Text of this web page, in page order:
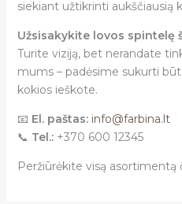
siekiant užtikrinti aukščiausią
Užsisakykite lovos spintelę
Turite viziją, bet nerandate
mums – padėsime sukurti
kokios ieškote.
📧 El. paštas: info@farbina.lt
📞 Tel.:+370 600 12345
Peržiūrėkite visą asortimentą